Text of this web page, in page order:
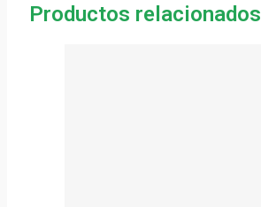
Productos relacionados